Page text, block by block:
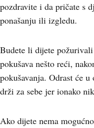
pozdravite i da pričate s
ponašanju ili izgledu.
Budete li dijete
pokušava nešto reći,
pokušavanja. Odrast će
drži za sebe jer ionako
Ako dijete nema